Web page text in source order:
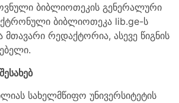
ბიბლიოთეკის გენერალური
ბიბლიოთეკა lib.ge-ს
რედაქტორია, ასევე წიგნის
სახელმწიფო უნივერსიტეტის